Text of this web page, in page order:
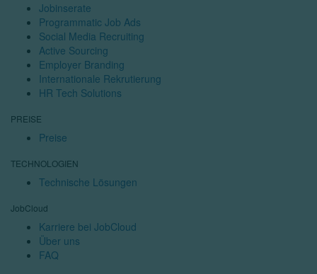
Jobinserate
Programmatic Job Ads
Social Media Recruiting
Active Sourcing
Employer Branding
Internationale Rekrutierung
HR Tech Solutions
PREISE
Preise
TECHNOLOGIEN
Technische Lösungen
JobCloud
Karriere bei JobCloud
Über uns
FAQ